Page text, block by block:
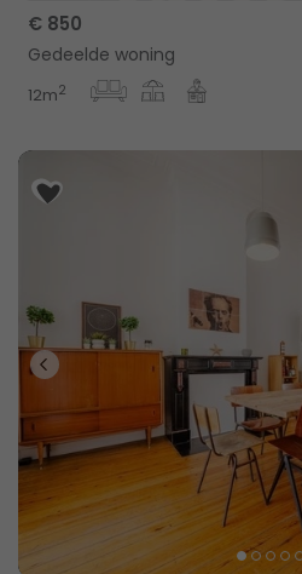
€ 850
Gedeelde woning
12m2